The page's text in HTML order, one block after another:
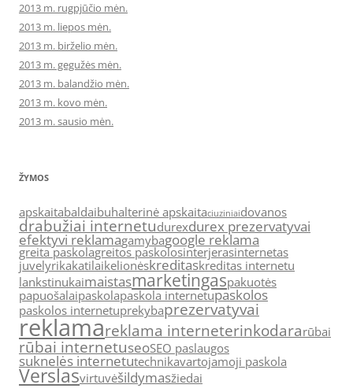
2013 m. rugpjūčio mėn.
2013 m. liepos mėn.
2013 m. birželio mėn.
2013 m. gegužės mėn.
2013 m. balandžio mėn.
2013 m. kovo mėn.
2013 m. sausio mėn.
ŽYMOS
apskaitabaldaibuhalterinė apskaitaciuziniaidovanos
drabužiai internetudurexdurex prezervatyvai
efektyvi reklamagamybagoogle reklama
greita paskolagreitos paskolosinterjerasinternetas
juvelyrikakatilaikelionėskreditaskreditas internetu
lankstinukaimaistasmarketingaspakuotės
papuošalaipaskolapaskola internetupaskolos
paskolos internetuprekybaprezervatyvai
reklamareklama interneterinkodararūbai
rūbai internetuseoSEO paslaugos
suknelės internetutechnikavartojamoji paskola
Verslasvirtuvėšildymasžiedai